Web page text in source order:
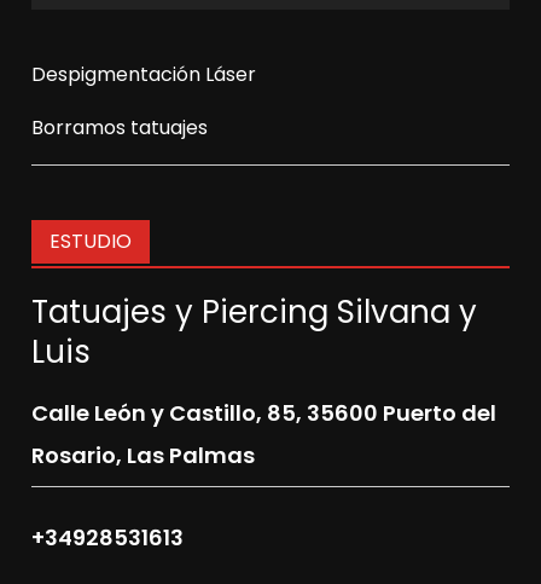
Despigmentación Láser
Borramos tatuajes
ESTUDIO
Tatuajes y Piercing Silvana y
Luis
Calle León y Castillo, 85, 35600 Puerto del
Rosario, Las Palmas
+34928531613